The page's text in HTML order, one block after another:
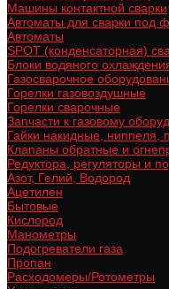
Машины контактной сварки
Автоматы для сварки под
Автоматы
SPOT (конденсаторная)
Блоки водяного
Газосварочное
Горелки газовоздушные
Горелки сварочные
Запчасти к газовому
Гайки накидные, ниппеля,
Клапаны обратные и
Редуктора, регуляторы и
Азот, Гелий, Водород
Ацетилен
Бытовые
Кислород
Манометры
Подогреватели газа
Пропан
Расходомеры/Ротометры